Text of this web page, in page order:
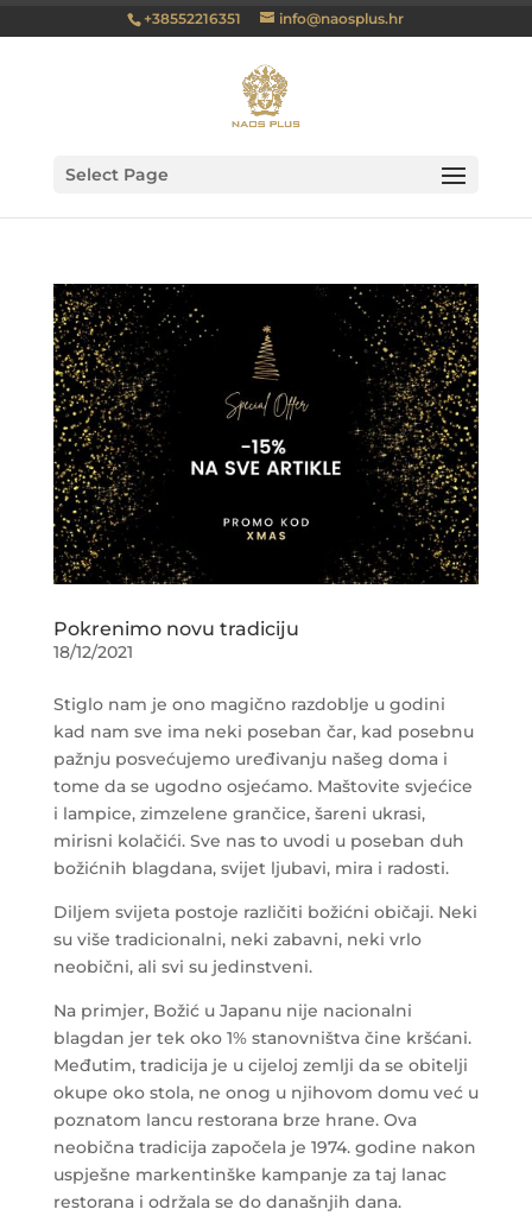
+38552216351 info@naosplus.hr
Select Page
Pokrenimo novu tradiciju
18/12/2021
Stiglo nam je ono magično razdoblje u godini
kad nam sve ima neki poseban čar, kad posebnu
pažnju posvećujemo uređivanju našeg doma i
tome da se ugodno osjećamo. Maštovite svjećice
i lampice, zimzelene grančice, šareni ukrasi,
mirisni kolačići. Sve nas to uvodi u poseban duh
božićnih blagdana, svijet ljubavi, mira i radosti.
Diljem svijeta postoje različiti božićni običaji. Neki
su više tradicionalni, neki zabavni, neki vrlo
neobični, ali svi su jedinstveni.
Na primjer, Božić u Japanu nije nacionalni
blagdan jer tek oko 1% stanovništva čine kršćani.
Međutim, tradicija je u cijeloj zemlji da se obitelji
okupe oko stola, ne onog u njihovom domu već u
poznatom lancu restorana brze hrane. Ova
neobična tradicija započela je 1974. godine nakon
uspješne markentinške kampanje za taj lanac
restorana i održala se do današnjih dana.